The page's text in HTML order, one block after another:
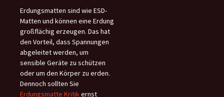
Erdungsmatten sind wie ESD-
Matten und können eine Erdung
großflächig erzeugen. Das hat
den Vorteil, dass Spannungen
abgeleitet werden, um
sensible Geräte zu schützen
oder um den Körper zu erden.
Dennoch sollten Sie
Erdungsmatte Kritikernst